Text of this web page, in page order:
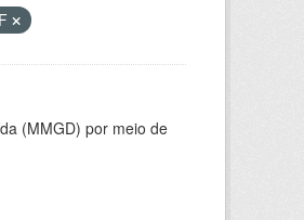
(MMGD) por meio de